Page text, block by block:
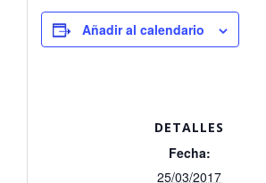
Añadir al calendario
DETALLES
Fecha:
25/03/2017